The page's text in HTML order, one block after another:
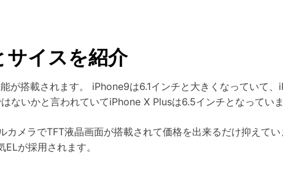
イスを紹介
が搭載されます。 iPhone9は6.1インチと大きくなっていて
ないかと言われていてiPhone X Plusは6.5インチとなっていま
メラでTFT液晶画面が搭載されて価格を出来るだけ抑えてい
が採用されます。